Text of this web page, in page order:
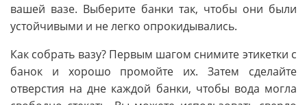
вашей вазе. Выберите банки так, чтобы они были
устойчивыми и не легко опрокидывались.
Как собрать вазу? Первым шагом снимите этикетки с
банок и хорошо промойте их. Затем сделайте
отверстия на дне каждой банки, чтобы вода могла